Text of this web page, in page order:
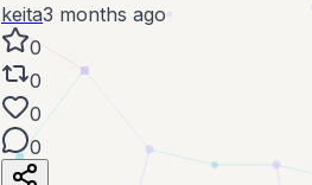
keita3 months ago
0
0
0
0